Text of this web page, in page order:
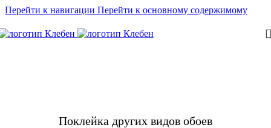
Перейти к навигации Перейти к основному содержимому
Поклейка других видов обоев